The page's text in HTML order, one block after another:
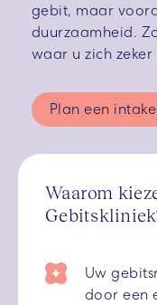
gebit, maar
duurzaamheid.
waar u zich
Plan een
Waarom
Uw
door een